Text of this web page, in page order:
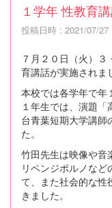
１学年 性教育
投稿日時 : 2021/07/27
７月２０日（火）
育講話が実施されま
本校では各学年で年
１年生では、演題
台青葉短期大学講師
た。
竹田先生は映像や音
リベンジポルノな
て、また社会的な性
きました。